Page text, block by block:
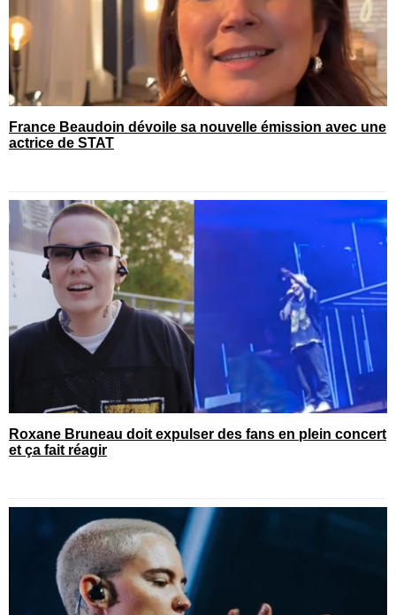
France Beaudoin dévoile sa nouvelle émission avec une
actrice de STAT
Roxane Bruneau doit expulser des fans en plein concert
et ça fait réagir